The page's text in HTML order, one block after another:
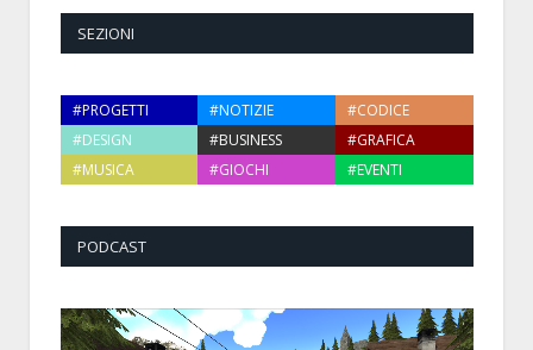
SEZIONI
#PROGETTI #NOTIZIE
#CODICE
#DESIGN
#BUSINESS
#GRAFICA
#MUSICA
#GIOCHI #EVENTI
PODCAST